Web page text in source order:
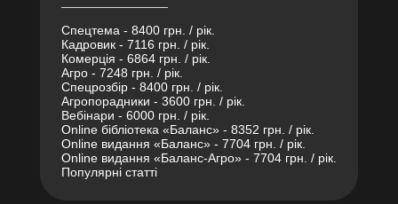
Спецтема - 8400 грн. / рік.
Кадровик - 7116 грн. / рік.
Комерція - 6864 грн. / рік.
Агро - 7248 грн. / рік.
Спецрозбір - 8400 грн. / рік.
Агропорадники - 3600 грн. / рік.
Вебінари - 6000 грн. / рік.
Online бібліотека «Баланс» - 8352 грн. / рік.
Online видання «Баланс» - 7704 грн. / рік.
Online видання «Баланс-Агро» - 7704 грн. / рік.
Популярні статті